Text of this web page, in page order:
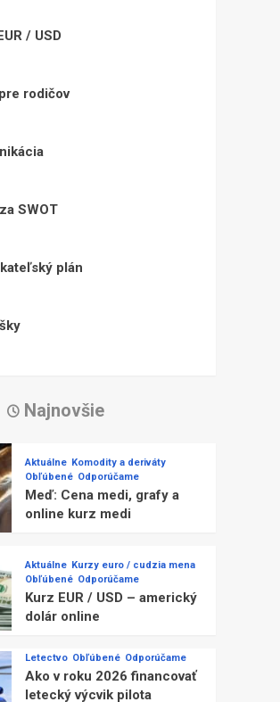
/ USD
rodičov
SWOT
plán
Najnovšie
Aktuálne Komodity a deriváty
Obľúbené Odporúčame
Meď: Cena medi, grafy a
online kurz medi
Aktuálne Kurzy euro / cudzia mena
Obľúbené Odporúčame
Kurz EUR / USD – americký
dolár online
Letectvo Obľúbené Odporúčame
Ako v roku 2026 financovať
letecký výcvik pilota